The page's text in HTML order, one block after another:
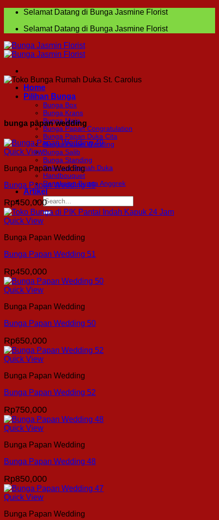
Skip
content
Selamat Datang di Bunga Jasmine Florist
Selamat Datang di Bunga Jasmine Florist
Home
Pilihan Bunga
Bunga Box
Bunga Krans
Bunga Meja
Bunga Papan Congratulation
Bunga Papan Duka Cita
Bunga Papan Wedding
Bunga Salib
Bunga Standing
Dekorasi Rumah Duka
Handbouquet
Rangkaian Bunga Anggrek
Artikel
Search
for:
bunga papan wedding
Quick View
Bunga Papan Wedding
Bunga Papan Wedding 49
Rp450,000
Quick View
Bunga Papan Wedding
Bunga Papan Wedding 51
Rp450,000
Quick View
Bunga Papan Wedding
Bunga Papan Wedding 50
Rp650,000
Quick View
Bunga Papan Wedding
Bunga Papan Wedding 52
Rp750,000
Quick View
Bunga Papan Wedding
Bunga Papan Wedding 48
Rp850,000
Quick View
Bunga Papan Wedding